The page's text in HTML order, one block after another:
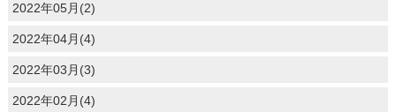
2022年05月(2)
2022年04月(4)
2022年03月(3)
2022年02月(4)